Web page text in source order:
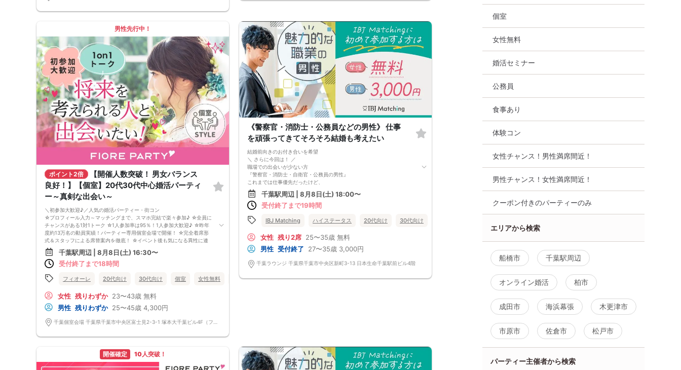
男性先行中！
ポイント2倍
【開催人数突破！ 男女バランス
良好！】【個室】20代30代中心婚活パーティ
ー～真剣な出会い～
＼初参加大歓迎♪／人気の婚活パーティー・街コン
☆プロフィール入力～マッチングまで、スマホ完結で楽々参加♪ ☆全員に
チャンスがある1対1トーク ☆1人参加率は95％！1人参加大歓迎♪ ☆昨年
度約13万名の動員実績！パーティー専用個室会場で開催！ ☆完全着席形
式＆スタッフによる席替案内を徹底！ ☆イベント後も気になる異性に連
絡先が送れる♪（※アフターアプローチ機能） スタッフが最初から最後ま
で進行するので、フリータイムで放置されて人気の方と一度もお話できず
に気が付いたらイベント終了・・・ということは一切ありません！ 持ち
す） ・最新版Google Chromeか最新版Safariを使用可能なスマホ （こち
係上、カードスタイルに切り替えて催行する場合がございます。） ・な
るべくお釣銭がでないようご用意いただけますと幸いです。 ※集客状況に
応じてサムネイル等が変更になる場合がございます。 参加年齢と参加条
千葉駅周辺 | 8月8日(土) 16:30〜
受付終了まで18時間
フィオーレ 20代向け 30代向け 個室 女性無料 千葉県 千葉駅周辺
女性 残りわずか 23〜43歳 無料
男性 残りわずか 25〜45歳 4,300円
《警察官・消防士・公務員などの男性》 仕事
を頑張ってきてそろそろ結婚も考えたい
結婚前向きのお付き合いを希望
＼ さらに今回は！ ／
職場での出会いが少ない方
『警察官・消防士・自衛官・公務員の男性』
これまでは仕事優先だったけど、
これからは恋愛にも目を向けて、
自分の幸せを育てていきたい！
来年の今ごろは結婚してるかも＆hellip＆＆？
千葉駅周辺 | 8月8日(土) 18:00〜
受付終了まで19時間
IBJ Matching ハイステータス 20代向け 30代向け
女性 残り2席 25〜35歳 無料
男性 受付終了 27〜35歳 3,000円
千葉ラウンジ 千葉県千葉市中央区新町3-13 日本生命千葉駅前ビル4階
開催確定 10人突破！
個室
女性無料
婚活セミナー
公務員
食事あり
体験コン
女性チャンス！男性満席間近！
男性チャンス！女性満席間近！
クーポン付きのパーティーのみ
エリアから検索
船橋市 千葉駅周辺
オンライン婚活 柏市
成田市 海浜幕張 木更津市
市原市 佐倉市 松戸市
パーティー主催者から検索